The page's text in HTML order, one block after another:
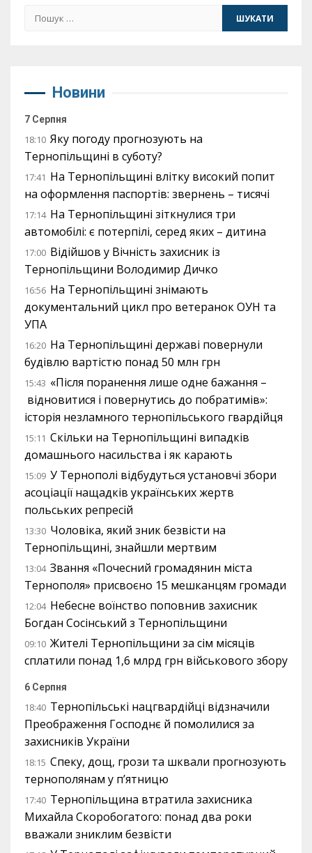
Пошук:
Новини
7 Серпня
18:10 Яку погоду прогнозують на
Тернопільщині в суботу?
17:41 На Тернопільщині влітку високий попит
на оформлення паспортів: звернень – тисячі
17:14 На Тернопільщині зіткнулися три
автомобілі: є потерпілі, серед яких – дитина
17:00 Відійшов у Вічність захисник із
Тернопільщини Володимир Дичко
16:56 На Тернопільщині знімають
документальний цикл про ветеранок ОУН та
УПА
16:20 На Тернопільщині державі повернули
будівлю вартістю понад 50 млн грн
15:43 «Після поранення лише одне бажання –
відновитися і повернутись до побратимів»:
історія незламного тернопільського гвардійця
15:11 Скільки на Тернопільщині випадків
домашнього насильства і як карають
15:09 У Тернополі відбудуться установчі збори
асоціації нащадків українських жертв
польських репресій
13:30 Чоловіка, який зник безвісти на
Тернопільщині, знайшли мертвим
13:04 Звання «Почесний громадянин міста
Тернополя» присвоєно 15 мешканцям громади
12:04 Небесне воїнство поповнив захисник
Богдан Сосінський з Тернопільщини
09:10 Жителі Тернопільщини за сім місяців
сплатили понад 1,6 млрд грн військового збору
6 Серпня
18:40 Тернопільські нацгвардійці відзначили
Преображення Господнє й помолилися за
захисників України
18:15 Спеку, дощ, грози та шквали прогнозують
тернополянам у п’ятницю
17:40 Тернопільщина втратила захисника
Михайла Скоробогатого: понад два роки
вважали зниклим безвісти